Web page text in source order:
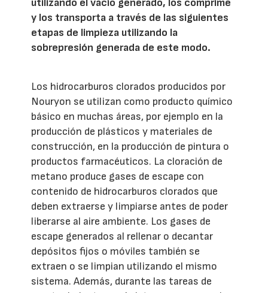
utilizando el vacío generado, los comprime
y los transporta a través de las siguientes
etapas de limpieza utilizando la
sobrepresión generada de este modo.
Los hidrocarburos clorados producidos por
Nouryon se utilizan como producto químico
básico en muchas áreas, por ejemplo en la
producción de plásticos y materiales de
construcción, en la producción de pintura o
productos farmacéuticos. La cloración de
metano produce gases de escape con
contenido de hidrocarburos clorados que
deben extraerse y limpiarse antes de poder
liberarse al aire ambiente. Los gases de
escape generados al rellenar o decantar
depósitos fijos o móviles también se
extraen o se limpian utilizando el mismo
sistema. Además, durante las tareas de